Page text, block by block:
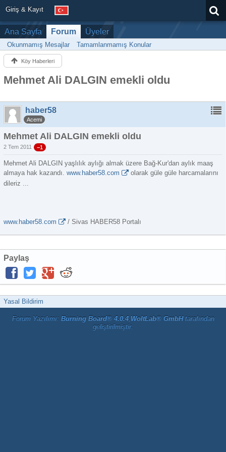
Giriş & Kayıt
Ana Sayfa Forum Üyeler
Okunmamış Mesajlar Tamamlanmamış Konular
Köy Haberleri
Mehmet Ali DALGIN emekli oldu
haber58
Acemi
Mehmet Ali DALGIN emekli oldu
2 Tem 2011 −1
Mehmet Ali DALGIN yaşlılık aylığı almak üzere Bağ-Kur'dan aylık maaş
almaya hak kazandı. www.haber58.com
olarak güle güle harcamalarını
dileriz ...
www.haber58.com / Sivas HABER58 Portalı
Paylaş
Yasal Bildirim
Forum Yazılımı: Burning Board® 4.0.4, WoltLab® GmbHtarafından
geliştirilmiştir.